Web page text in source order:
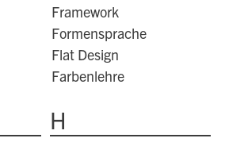
Framework
Formensprache
Flat Design
Farbenlehre
H